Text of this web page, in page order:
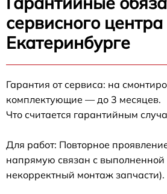
сервисного центра
Екатеринбурге
Гарантия от сервиса: на
комплектующие — до 3 месяцев.
Что считается гарантийным
Для работ: Повторное
напрямую связан с
некорректный монтаж запчасти).